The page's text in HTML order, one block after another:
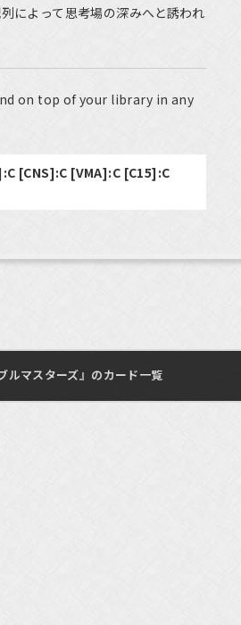
によって思考場の深みへと誘われ
on top of your library in any
[CNS]:C [VMA]:C [C15]:C
ルマスターズ』のカード一覧